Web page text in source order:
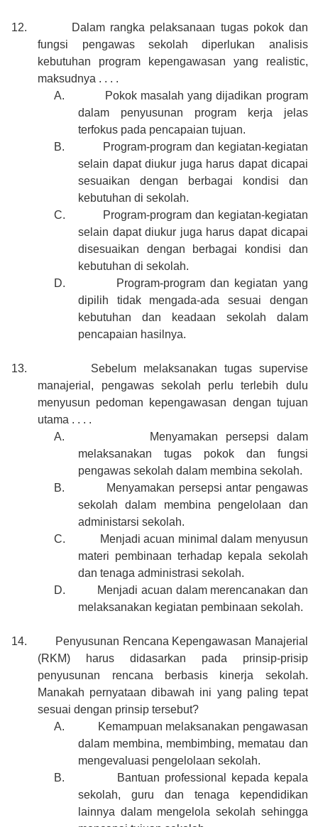
12.
Dalam rangka pelaksanaan tugas pokok dan
fungsi pengawas sekolah diperlukan analisis
kebutuhan program kepengawasan yang realistic,
maksudnya . . . .
A.
Pokok masalah yang dijadikan program
dalam penyusunan program kerja jelas
terfokus pada pencapaian tujuan.
B.
Program-program dan kegiatan-kegiatan
selain dapat diukur juga harus dapat dicapai
sesuaikan dengan berbagai kondisi dan
kebutuhan di sekolah.
C.
Program-program dan kegiatan-kegiatan
selain dapat diukur juga harus dapat dicapai
disesuaikan dengan berbagai kondisi dan
kebutuhan di sekolah.
D.
Program-program dan kegiatan yang
dipilih tidak mengada-ada sesuai dengan
kebutuhan dan keadaan sekolah dalam
pencapaian hasilnya.
13.
Sebelum melaksanakan tugas supervise
manajerial, pengawas sekolah perlu terlebih dulu
menyusun pedoman kepengawasan dengan tujuan
utama . . . .
A.
Menyamakan persepsi dalam
melaksanakan tugas pokok dan fungsi
pengawas sekolah dalam membina sekolah.
B.
Menyamakan persepsi antar pengawas
sekolah dalam membina pengelolaan dan
administarsi sekolah.
C.
Menjadi acuan minimal dalam menyusun
materi pembinaan terhadap kepala sekolah
dan tenaga administrasi sekolah.
D.
Menjadi acuan dalam merencanakan dan
melaksanakan kegiatan pembinaan sekolah.
14.
Penyusunan Rencana Kepengawasan Manajerial
(RKM) harus didasarkan pada prinsip-prisip
penyusunan rencana berbasis kinerja sekolah.
Manakah pernyataan dibawah ini yang paling tepat
sesuai dengan prinsip tersebut?
A.
Kemampuan melaksanakan pengawasan
dalam membina, membimbing, mematau dan
mengevaluasi pengelolaan sekolah.
B.
Bantuan professional kepada kepala
sekolah, guru dan tenaga kependidikan
lainnya dalam mengelola sekolah sehingga